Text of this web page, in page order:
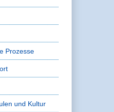
Prozesse
und Kultur